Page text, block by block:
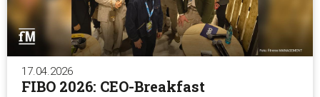
17.04.2026
FIBO 2026: CEO-Breakfast